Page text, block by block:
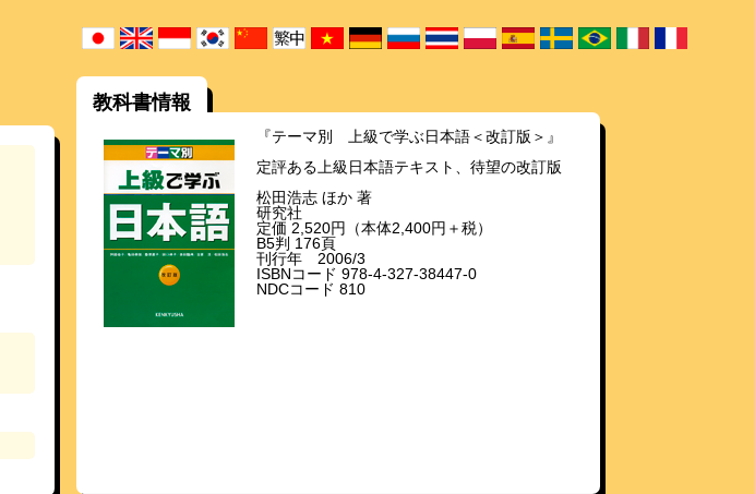
教科書情報
『テーマ別 上級で学ぶ日本語＜改訂版＞』
定評ある上級日本語テキスト、待望の改訂版
松田浩志 ほか 著
研究社
定価 2,520円（本体2,400円＋税）
B5判 176頁
刊行年 2006/3
ISBNコード 978-4-327-38447-0
NDCコード 810